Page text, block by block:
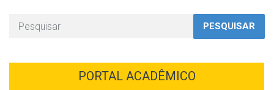
PESQUISAR
PORTAL ACADÊMICO